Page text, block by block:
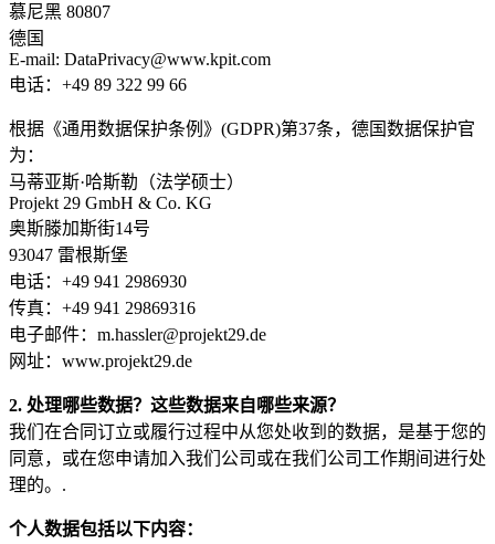
慕尼黑 80807
德国
E-mail: DataPrivacy@www.kpit.com
电话：+49 89 322 99 66
根据《通用数据保护条例》(GDPR)第37条，德国数据保护官
为：
马蒂亚斯·哈斯勒（法学硕士）
Projekt 29 GmbH & Co. KG
奥斯滕加斯街14号
93047 雷根斯堡
电话：+49 941 2986930
传真：+49 941 29869316
电子邮件：m.hassler@projekt29.de
网址：www.projekt29.de
2. 处理哪些数据？这些数据来自哪些来源？
我们在合同订立或履行过程中从您处收到的数据，是基于您的
同意，或在您申请加入我们公司或在我们公司工作期间进行处
理的。.
个人数据包括以下内容：